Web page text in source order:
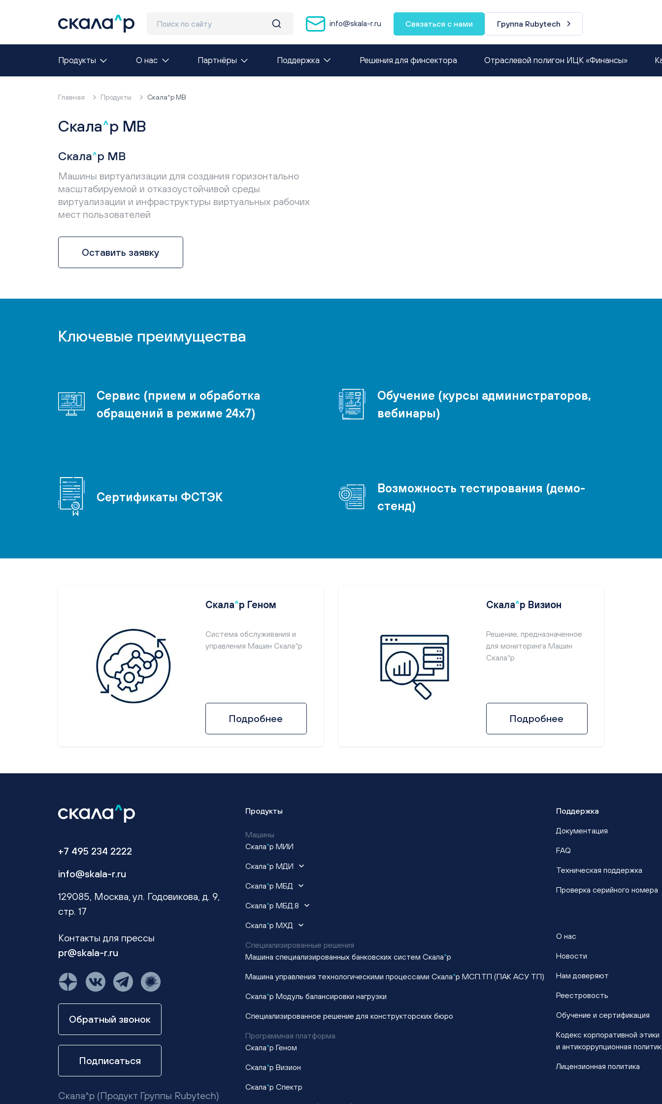
info@skala-r.ru Связаться с нами Группа Rubytech
Продукты О нас Партнёры Поддержка Решения для финсектора Отраслевой полигон ИЦК «Финансы»
Главная Продукты Скала^р МВ
Скала^р МВ
Скала^р МВ
Машины виртуализации для создания горизонтально
масштабируемой и отказоустойчивой среды
виртуализации и инфраструктуры виртуальных рабочих
мест пользователей
Оставить заявку
Ключевые преимущества
Сервис (прием и обработка
обращений в режиме 24x7)
Обучение (курсы администраторов,
вебинары)
Сертификаты ФСТЭК
Возможность тестирования (демо-
стенд)
Скала^р Геном
Система обслуживания и
управления Машин Скала^р
Подробнее
Скала^р Визион
Решение, предназначенное
для мониторинга Машин
Скала^р
Подробнее
+7 495 234 2222
info@skala-r.ru
129085, Москва, ул. Годовикова, д. 9,
стр. 17
Контакты для прессы
pr@skala-r.ru
Обратный звонок
Подписаться
Скала^р (Продукт Группы Rubytech)
Продукты
Машины
Скала^р МИИ
Скала^р МДИ
Скала^р МБД
Скала^р МБД.8
Скала^р МХД
Специализированные решения
Машина специализированных банковских систем Скала^р
Машина управления технологическими процессами Скала^р МСП.ТП (ПАК АСУ ТП)
Скала^р Модуль балансировки нагрузки
Специализированное решение для конструкторских бюро
Программная платформа
Скала^р Геном
Скала^р Визион
Скала^р Спектр
Поддержка
Документация
FAQ
Техническая поддержка
Проверка серийного номера
О нас
Новости
Нам доверяют
Реестровость
Обучение и сертификация
Кодекс корпоративной этики
и антикоррупционная
Лицензионная политика